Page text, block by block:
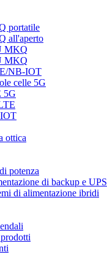
portatile
all'aperto
MKQ
MKQ
NB-IOT
celle 5G
5G
ottica
potenza
di backup e UPS
di alimentazione ibridi